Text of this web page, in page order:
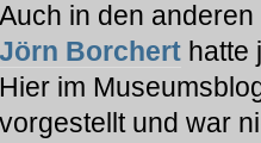
Auch in den
Jörn Borchert hatte
Hier im
vorgestellt und war